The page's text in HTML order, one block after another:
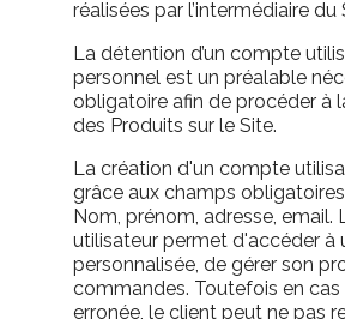
réalisées par l’intermédiaire du
La détention d’un compte
personnel est un préalable
obligatoire afin de procéder à
des Produits sur le Site.
La création d'un compte
grâce aux champs
Nom, prénom, adresse, email.
utilisateur permet d'accéder à
personnalisée, de gérer son
commandes. Toutefois en
erronée, le client peut ne pas